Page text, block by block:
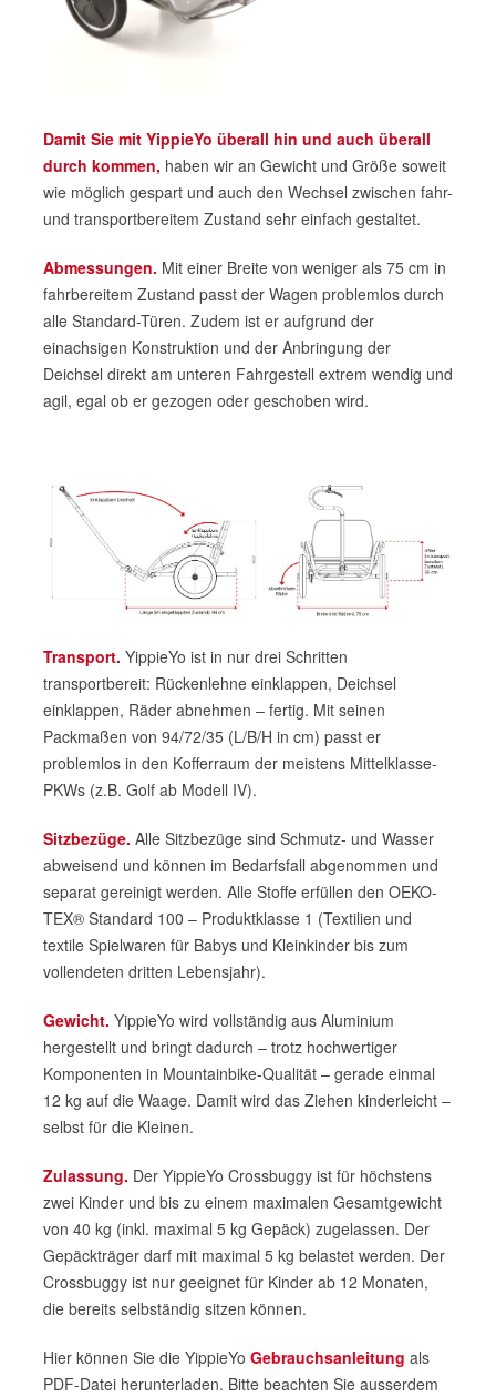
Damit Sie mit YippieYo überall hin und auch überall
durch kommen, haben wir an Gewicht und Größe soweit
wie möglich gespart und auch den Wechsel zwischen fahr-
und transportbereitem Zustand sehr einfach gestaltet.
Abmessungen. Mit einer Breite von weniger als 75 cm in
fahrbereitem Zustand passt der Wagen problemlos durch
alle Standard-Türen. Zudem ist er aufgrund der
einachsigen Konstruktion und der Anbringung der
Deichsel direkt am unteren Fahrgestell extrem wendig und
agil, egal ob er gezogen oder geschoben wird.
Transport. YippieYo ist in nur drei Schritten
transportbereit: Rückenlehne einklappen, Deichsel
einklappen, Räder abnehmen – fertig. Mit seinen
Packmaßen von 94/72/35 (L/B/H in cm) passt er
problemlos in den Kofferraum der meistens Mittelklasse-
PKWs (z.B. Golf ab Modell IV).
Sitzbezüge. Alle Sitzbezüge sind Schmutz- und Wasser
abweisend und können im Bedarfsfall abgenommen und
separat gereinigt werden. Alle Stoffe erfüllen den OEKO-
TEX® Standard 100 – Produktklasse 1 (Textilien und
textile Spielwaren für Babys und Kleinkinder bis zum
vollendeten dritten Lebensjahr).
Gewicht. YippieYo wird vollständig aus Aluminium
hergestellt und bringt dadurch – trotz hochwertiger
Komponenten in Mountainbike-Qualität – gerade einmal
12 kg auf die Waage. Damit wird das Ziehen kinderleicht –
selbst für die Kleinen.
Zulassung. Der YippieYo Crossbuggy ist für höchstens
zwei Kinder und bis zu einem maximalen Gesamtgewicht
von 40 kg (inkl. maximal 5 kg Gepäck) zugelassen. Der
Gepäckträger darf mit maximal 5 kg belastet werden. Der
Crossbuggy ist nur geeignet für Kinder ab 12 Monaten,
die bereits selbständig sitzen können.
Hier können Sie die YippieYo Gebrauchsanleitung als
PDF-Datei herunterladen. Bitte beachten Sie ausserdem